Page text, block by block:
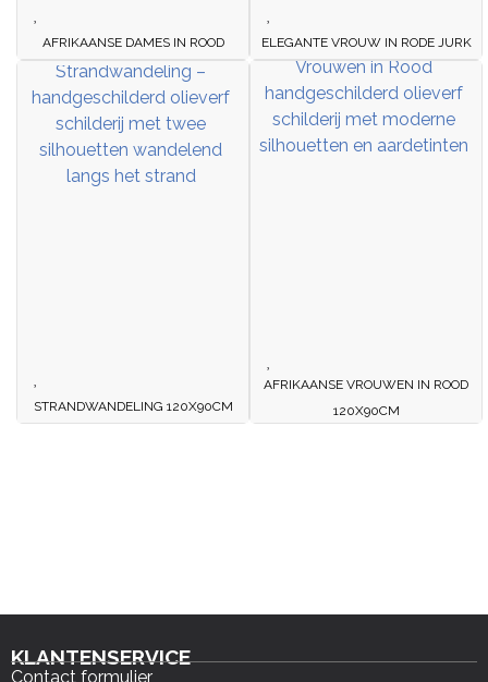
AFRIKAANSE DAMES IN ROOD ELEGANTE VROUW IN RODE JURK
STRANDWANDELING 120X90CM
AFRIKAANSE VROUWEN IN ROOD
120X90CM
KLANTENSERVICE
Contact formulier